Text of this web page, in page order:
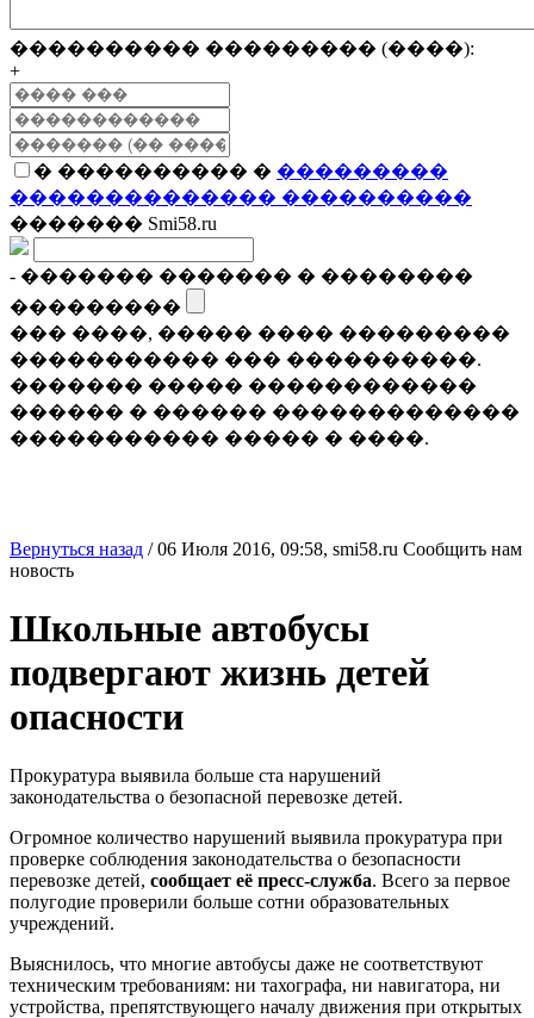
���������� ��������� (����):
+
� ���������� � ���������
�������������� ����������
������� Smi58.ru
- ������� ������� � ��������
���������
��� ����, ����� ���� ���������
����������� ��� ����������.
������� ����� ������������
������ � ������ �������������
����������� ����� � ����.
Вернуться назад /06 Июля 2016, 09:58, smi58.ru Сообщить нам
новость
Школьные автобусы
подвергают жизнь детей
опасности
Прокуратура выявила больше ста нарушений
законодательства о безопасной перевозке детей.
Огромное количество нарушений выявила прокуратура при
проверке соблюдения законодательства о безопасности
перевозке детей, сообщает её пресс-служба. Всего за первое
полугодие проверили больше сотни образовательных
учреждений.
Выяснилось, что многие автобусы даже не соответствуют
техническим требованиям: ни тахографа, ни навигатора, ни
устройства, препятствующего началу движения при открытых